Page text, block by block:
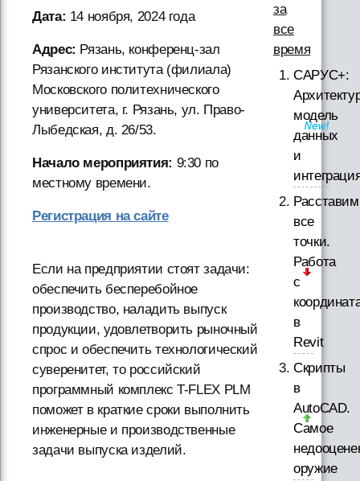
Дата: 14 ноября, 2024 года
Адрес: Рязань, конференц-зал
Рязанского института (филиала)
Московского политехнического
университета, г. Рязань, ул. Право-
Лыбедская, д. 26/53.
Начало мероприятия: 9:30 по
местному времени.
Регистрация на сайте
Если на предприятии стоят задачи:
обеспечить бесперебойное
производство, наладить выпуск
продукции, удовлетворить рыночный
спрос и обеспечить технологический
суверенитет, то российский
программный комплекс T-FLEX PLM
поможет в краткие сроки выполнить
инженерные и производственные
задачи выпуска изделий.
за
все
время
САРУС+:
модель
данных
и
Расставим
все
точки.
Работа
с
в
Revit
Скрипты
в
AutoCAD.
Самое
оружие